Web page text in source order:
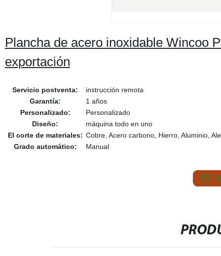
Plancha de acero inoxidable Wincoo
exportación
Servicio postventa:
instrucción remota
Garantía:
1 años
Personalizado:
Personalizado
Diseño:
máquina todo en uno
El corte de materiales: Cobre, Acero carbono, Hierro, Aluminio,
Grado automático:
Manual